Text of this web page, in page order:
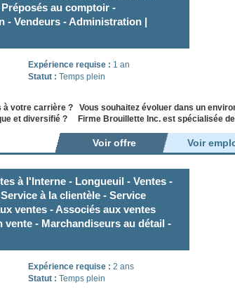
au comptoir -
- Vendeurs - Administration |
Expérience requise : 1 an
Statut : Temps plein
à votre carrière ? Vous souhaitez évoluer dans un
et diversifié ? Firme Brouillette Inc. est spécialisée
Voir offre Voir
à l'Interne - Longueuil - Ventes -
à la clientèle - Service
ventes - Associés aux ventes
vente - Marchandiseurs au détail -
Expérience requise : 2 ans
Statut : Temps plein